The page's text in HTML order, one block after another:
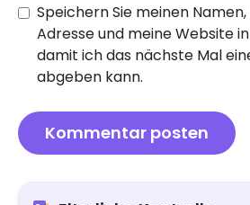
Speichern Sie meinen
Adresse und meine Website
damit ich das nächste Mal
abgeben kann.